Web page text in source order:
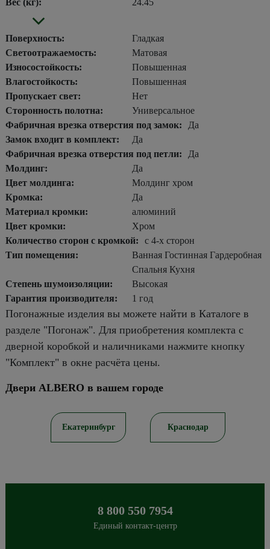
Вес (кг):
24.45
Поверхность:
Гладкая
Светоотражаемость:
Матовая
Износостойкость:
Повышенная
Влагостойкость:
Повышенная
Пропускает свет:
Нет
Сторонность полотна:
Универсальное
Фабричная врезка отверстия под замок:
Да
Замок входит в комплект:
Да
Фабричная врезка отверстия под петли:
Да
Молдинг:
Да
Цвет молдинга:
Молдинг хром
Кромка:
Да
Материал кромки:
алюминий
Цвет кромки:
Хром
Количество сторон с кромкой:
с 4-х сторон
Тип помещения:
Ванная Гостинная Гардеробная
Спальня Кухня
Степень шумоизоляции:
Высокая
Гарантия производителя:
1 год
Погонажные изделия вы можете найти в Каталоге в
разделе "Погонаж". Для приобретения комплекта с
дверной коробкой и наличниками нажмите кнопку
"Комплект" в окне расчёта цены.
Двери ALBERO в вашем городе
Екатеринбург Краснодар
8 800 550 7954
Единый контакт-центр